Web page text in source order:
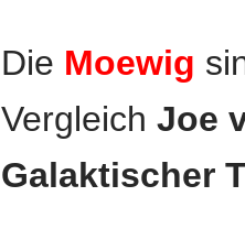
Die Moewig
Vergleich Joe
Galaktischer